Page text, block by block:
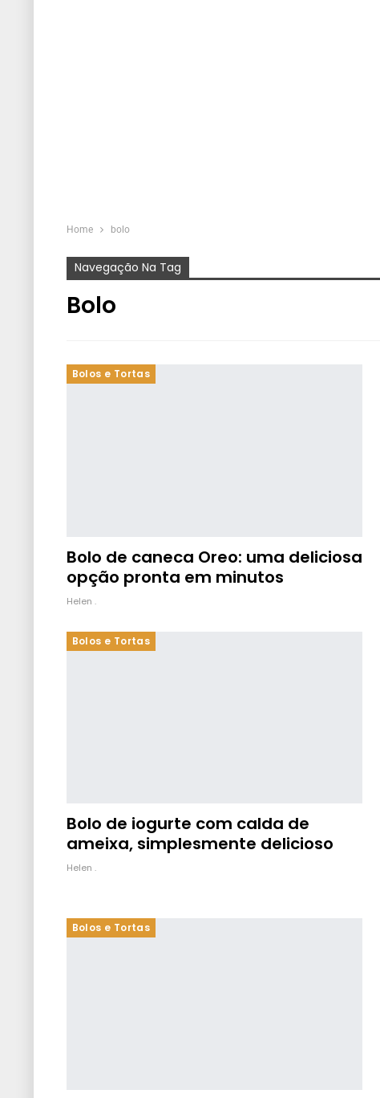
Home bolo
Navegação Na Tag
Bolo
Bolos e Tortas
Bolo de caneca Oreo: uma deliciosa
opção pronta em minutos
Helen .
Bolos e Tortas
Bolo de iogurte com calda de
ameixa, simplesmente delicioso
Helen .
Bolos e Tortas